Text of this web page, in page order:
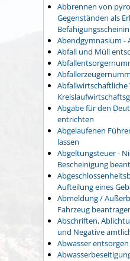
Abbrennen von
Gegenständen als
Abendgymnasium -
Abfall und Müll
Abfallwirtschaftliche
Abgabe für den
entrichten
Abgelaufenen
lassen
Abgeltungsteuer -
Bescheinigung
Aufteilung eines
Abmeldung /
Fahrzeug
Abschriften,
und Negative
Abwasser entsorgen